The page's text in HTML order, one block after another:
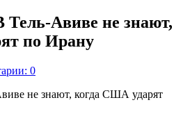
Тель-Авиве не знают,
по Ирану
0